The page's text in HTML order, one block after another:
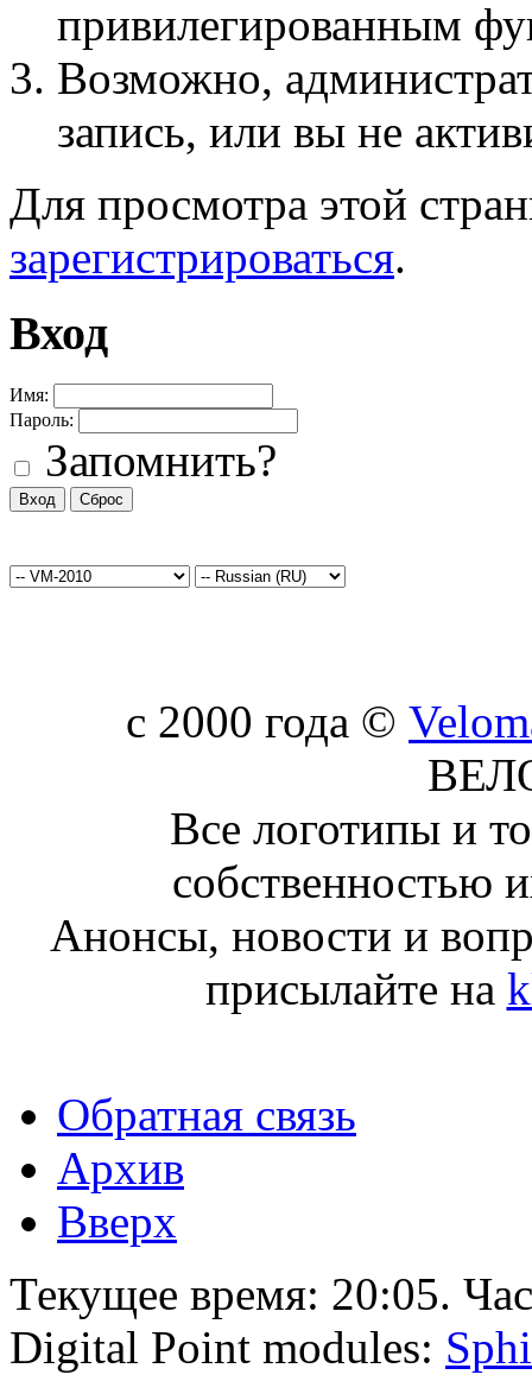
привилегированным
Возможно,
запись, или вы не
Для просмотра этой
зарегистрироваться.
Вход
Имя:
Пароль:
Запомнить?
c 2000 года ©
Все логотипы и
собственностью
Анонсы, новости и
присылайте на
Обратная связь
Архив
Вверх
Текущее время: 20:05.
Digital Point modules: